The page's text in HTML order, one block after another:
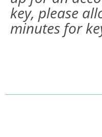
key, please
minutes for